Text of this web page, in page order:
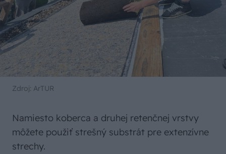
Zdroj: ArTUR
Namiesto koberca a druhej retenčnej vrstvy
môžete použiť strešný substrát pre extenzívne
strechy.